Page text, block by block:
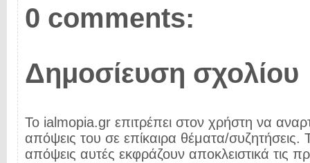
0 comments:
Δημοσίευση σχολίου
Το ialmopia.gr επιτρέπει στον χρήστη να
απόψεις του σε επίκαιρα θέματα/συζητήσεις.
απόψεις αυτές εκφράζουν αποκλειστικά τις